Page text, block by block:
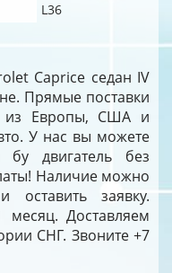
L36
Caprice седан IV
Прямые поставки
из Европы, США и
У нас вы можете
бу двигатель без
Наличие можно
оставить заявку.
месяц. Доставляем
СНГ. Звоните +7